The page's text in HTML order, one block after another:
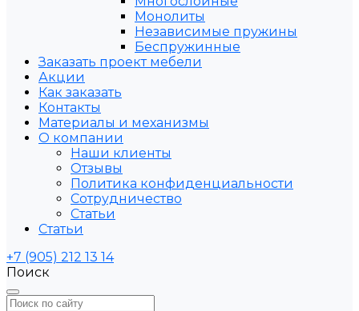
Монолиты
Независимые пружины
Беспружинные
Заказать проект мебели
Акции
Как заказать
Контакты
Материалы и механизмы
О компании
Наши клиенты
Отзывы
Политика конфиденциальности
Сотрудничество
Статьи
Статьи
+7 (905) 212 13 14
Поиск